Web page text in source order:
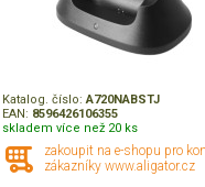
Katalog. číslo:A720NABSTJ
EAN: 8596426106355
skladem více než 20 ks
zakoupit na e-shopu pro
zákazníky www.aligator.cz